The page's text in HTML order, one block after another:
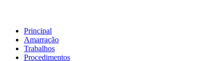
Principal
Amarração
Trabalhos
Procedimentos